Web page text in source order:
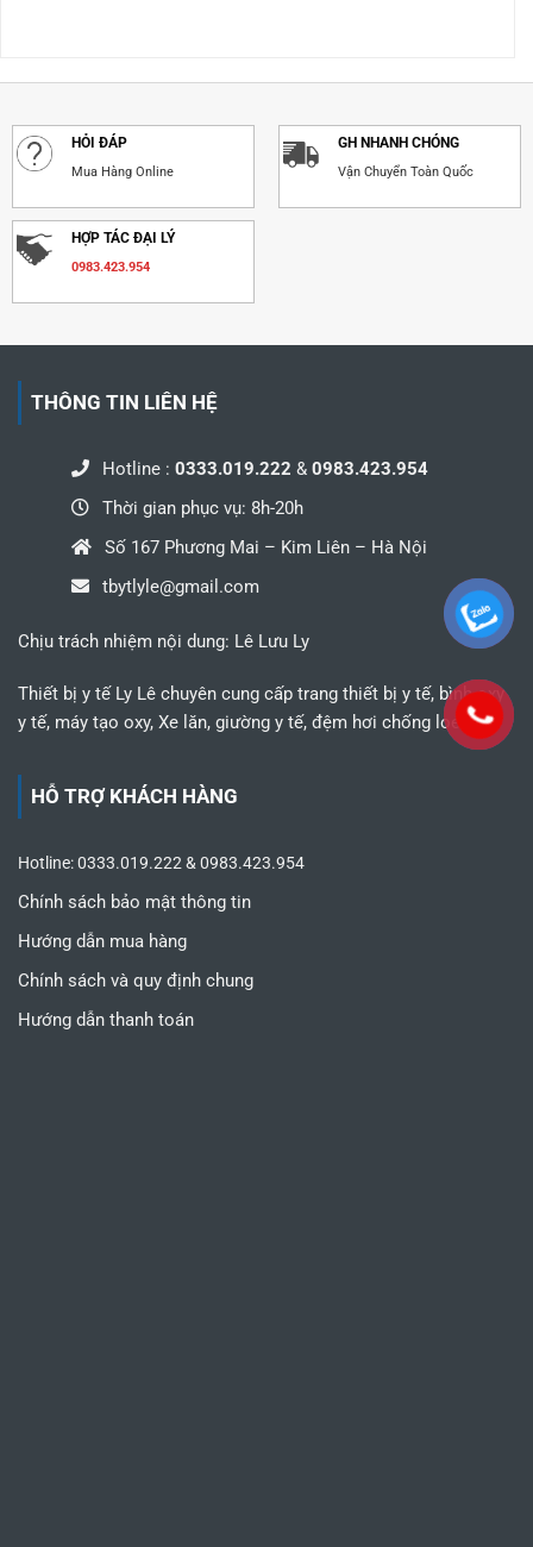
HỎI ĐÁP
Mua Hàng Online
GH NHANH CHÓNG
Vận Chuyển Toàn Quốc
HỢP TÁC ĐẠI LÝ
0983.423.954
THÔNG TIN LIÊN HỆ
Hotline : 0333.019.222 & 0983.423.954
Thời gian phục vụ: 8h-20h
Số 167 Phương Mai – Kim Liên – Hà Nội
tbytlyle@gmail.com
Chịu trách nhiệm nội dung: Lê Lưu Ly
Thiết bị y tế Ly Lê chuyên cung cấp trang thiết bị y tế, bình oxy
y tế, máy tạo oxy, Xe lăn, giường y tế, đệm hơi chống loét,...
HỖ TRỢ KHÁCH HÀNG
Hotline: 0333.019.222 & 0983.423.954
Chính sách bảo mật thông tin
Hướng dẫn mua hàng
Chính sách và quy định chung
Hướng dẫn thanh toán